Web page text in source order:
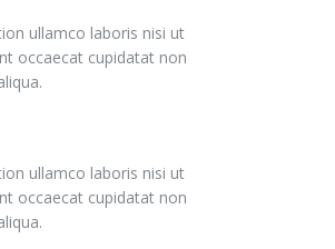
ullamco laboris nisi ut
occaecat cupidatat non
ullamco laboris nisi ut
occaecat cupidatat non